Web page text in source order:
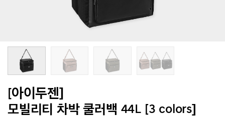
[아이두젠]
모빌리티 차박 쿨러백 44L [3 colors]